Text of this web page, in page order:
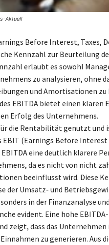
Aktuell
Before Interest, Taxes,
Kennzahl zur Beurteilung
erlaubt es sowohl
zu analysieren, ohne
und Amortisationen
EBITDA bietet einen klaren
Erfolg des Unternehmens.
die Rentabilität genutzt und
(Earnings Before Interest
eine deutlich klarere
da es nicht von nicht
beeinflusst wird. Diese
der Umsatz- und
in der Finanzanalyse
evident. Eine hohe
zeigt, dass das Unternehmen
zu generieren. Aus